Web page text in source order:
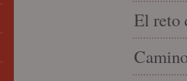
El reto